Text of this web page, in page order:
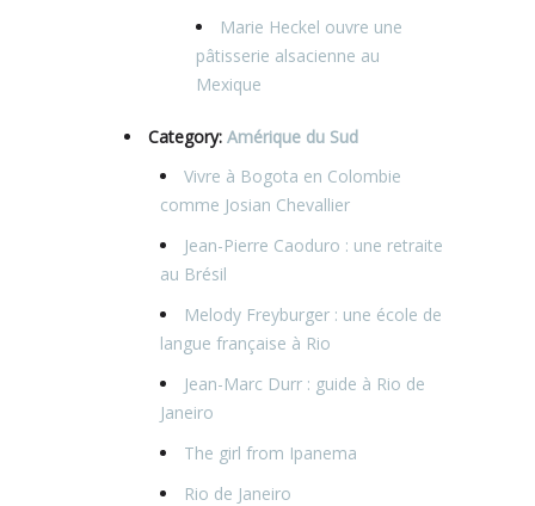
Marie Heckel ouvre une
pâtisserie alsacienne au
Mexique
Category: Amérique du Sud
Vivre à Bogota en Colombie
comme Josian Chevallier
Jean-Pierre Caoduro : une retraite
au Brésil
Melody Freyburger : une école de
langue française à Rio
Jean-Marc Durr : guide à Rio de
Janeiro
The girl from Ipanema
Rio de Janeiro